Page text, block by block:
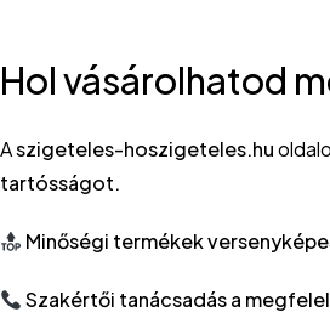
Hol vásárolhatod
Aszigeteles-hoszigeteles.hu
tartósságot.
Minőségi termékek
Szakértői tanácsadás a